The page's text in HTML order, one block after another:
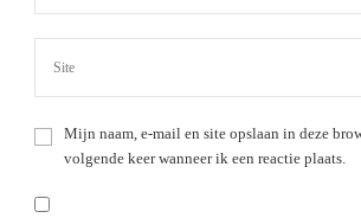
Mijn naam, e-mail en site opslaan in deze
volgende keer wanneer ik een reactie plaats.